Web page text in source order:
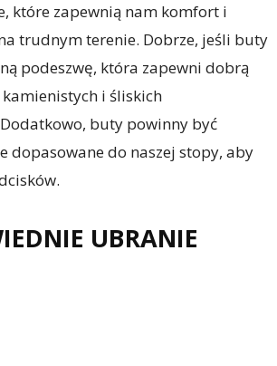
które zapewnią nam komfort i
trudnym terenie. Dobrze, jeśli buty
podeszwę, która zapewni dobrą
i śliskich
buty powinny być
dopasowane do naszej stopy, aby
UBRANIE